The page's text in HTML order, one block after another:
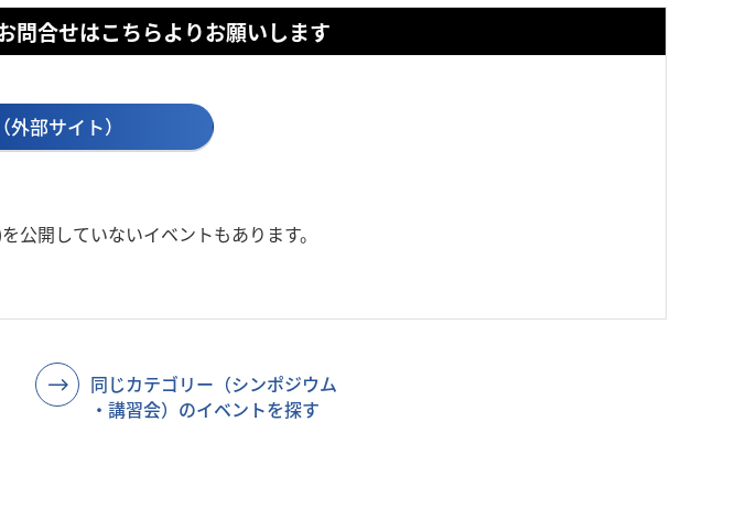
問合せはこちらよりお願いします
部サイト）
公開していないイベントもあります。
同じカテゴリー（シンポジウム
・講習会）のイベントを探す